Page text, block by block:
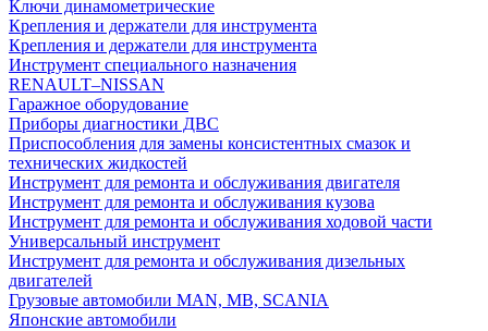
Ключи динамометрические
Крепления и держатели для инструмента
Крепления и держатели для инструмента
Инструмент специального назначения
RENAULT–NISSAN
Гаражное оборудование
Приборы диагностики ДВС
Приспособления для замены консистентных смазок и
технических жидкостей
Инструмент для ремонта и обслуживания двигателя
Инструмент для ремонта и обслуживания кузова
Инструмент для ремонта и обслуживания ходовой части
Универсальный инструмент
Инструмент для ремонта и обслуживания дизельных
двигателей
Грузовые автомобили MAN, MB, SCANIA
Японские автомобили